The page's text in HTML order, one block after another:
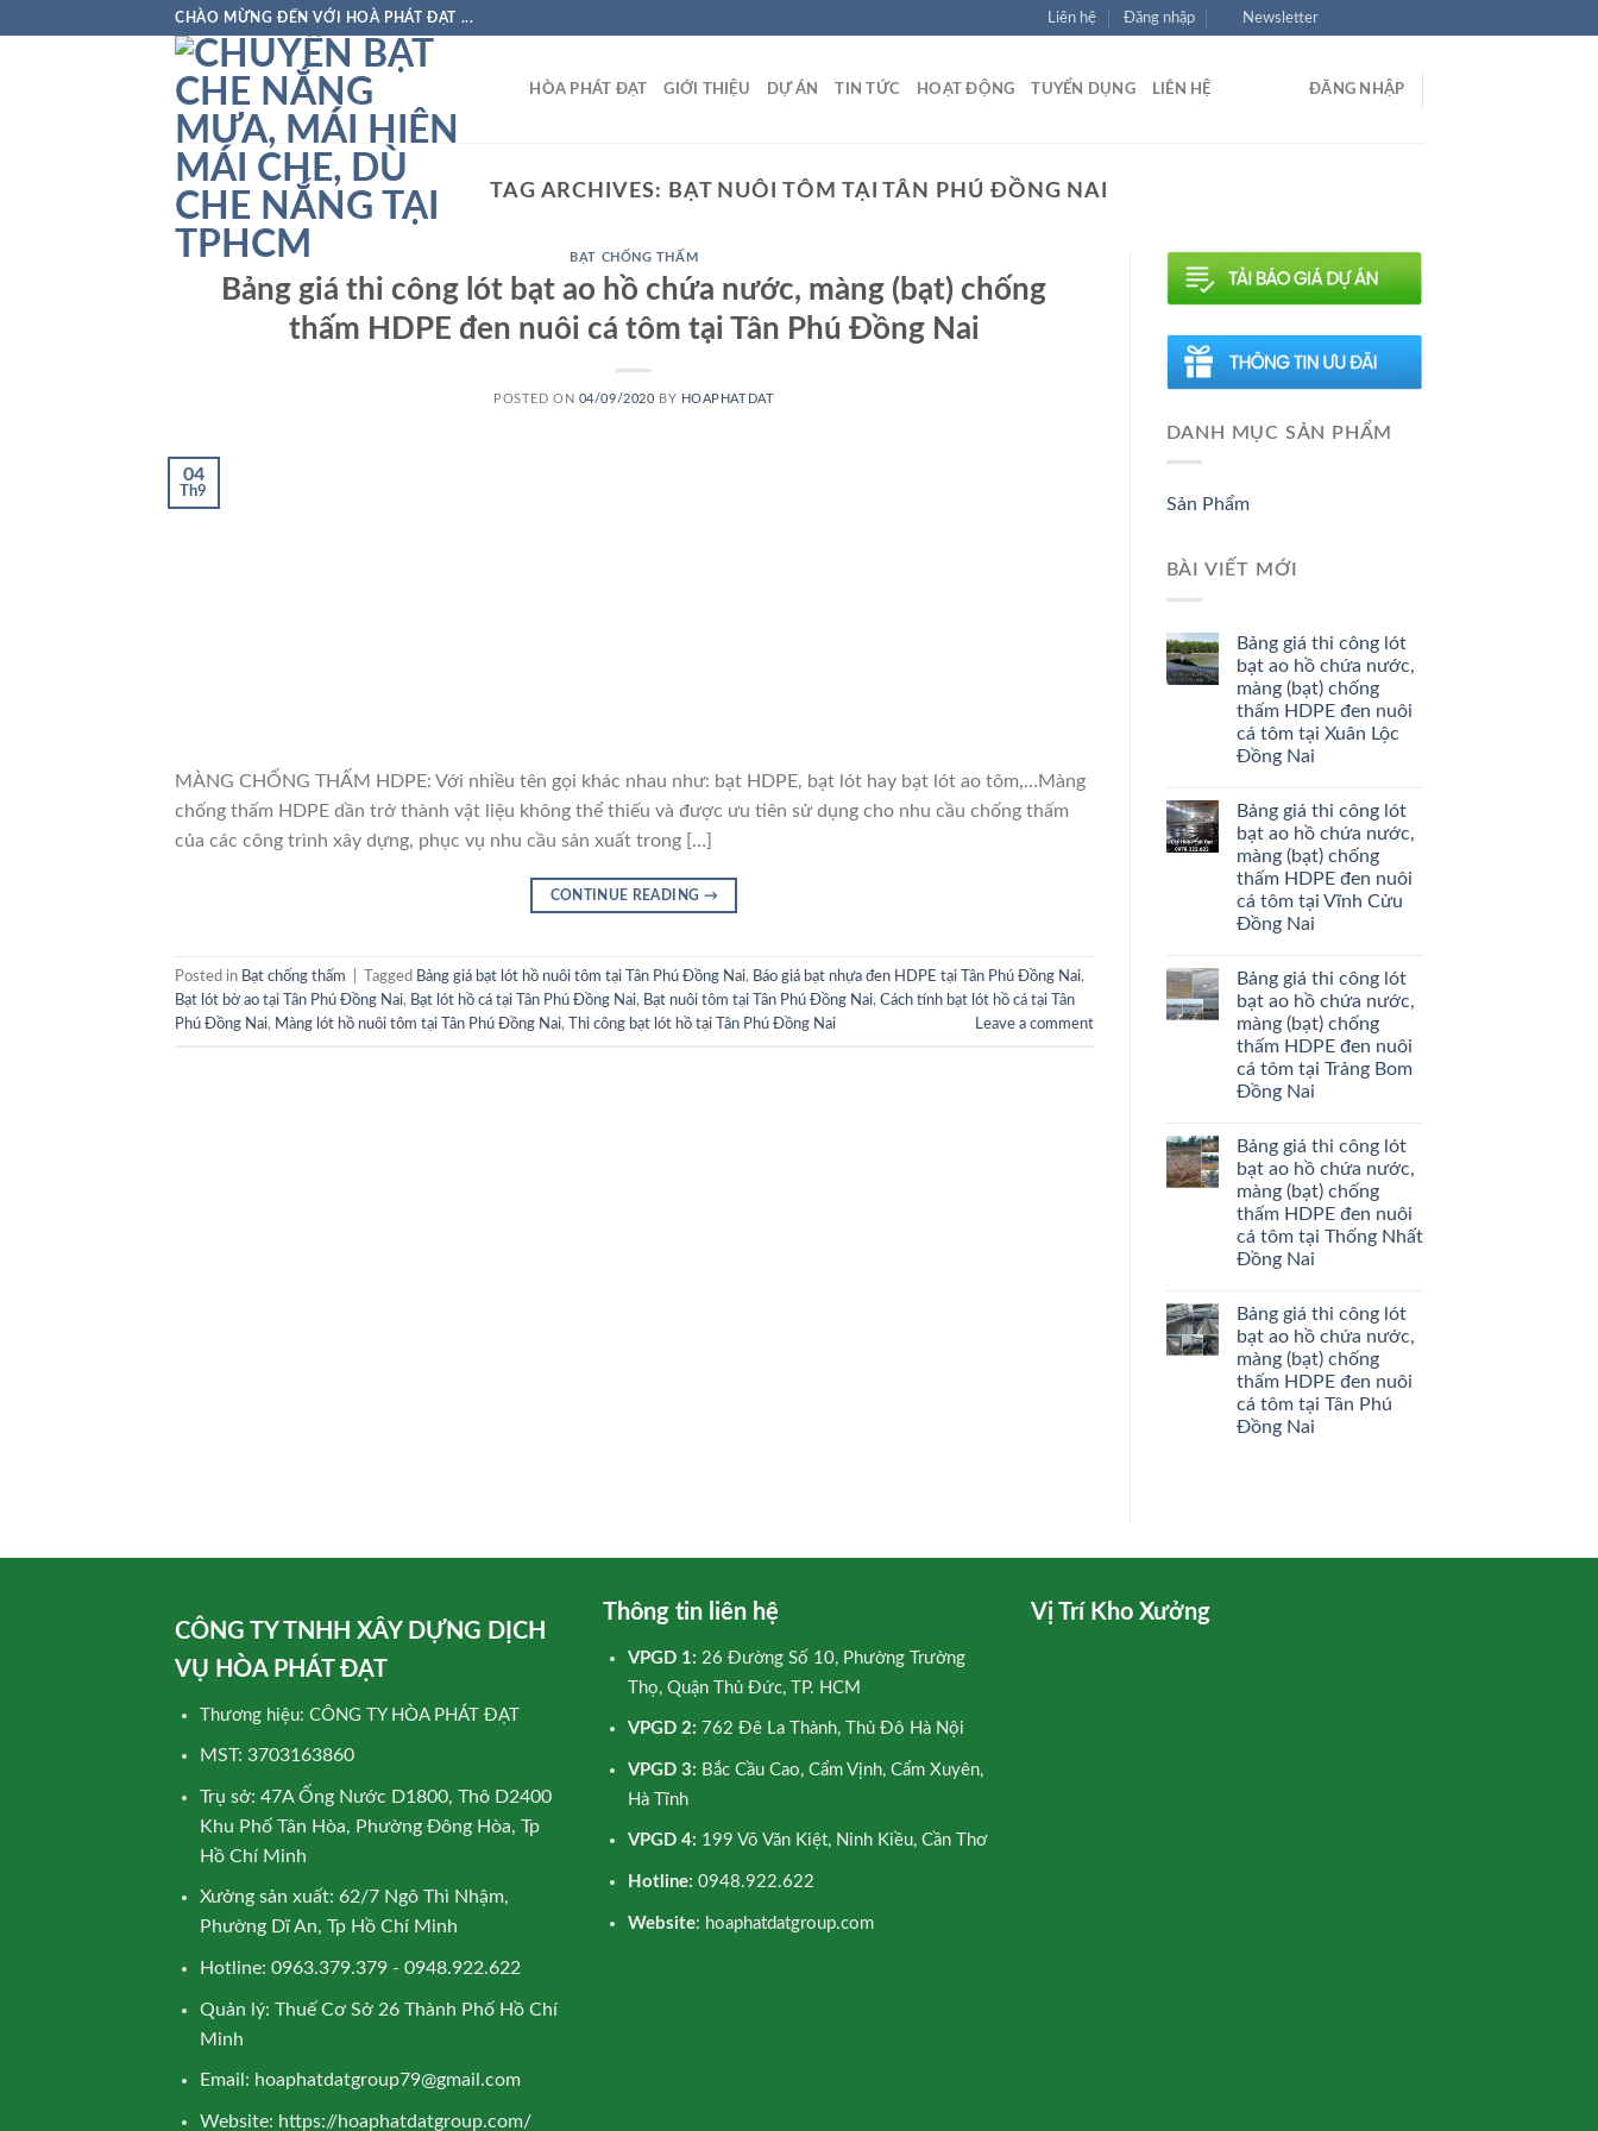
CHÀO MỪNG ĐẾN VỚI HOÀ PHÁT ĐẠT ... Liên hệ Đăng nhập Newsletter
HÒA PHÁT ĐẠT GIỚI THIỆU DỰ ÁN TIN TỨC HOẠT ĐỘNG TUYỂN DỤNG LIÊN HỆ ĐĂNG NHẬP
TAG ARCHIVES: BẠT NUÔI TÔM TẠI TÂN PHÚ ĐỒNG NAI
BẠT CHỐNG THẤM
Bảng giá thi công lót bạt ao hồ chứa nước, màng (bạt) chống
thấm HDPE đen nuôi cá tôm tại Tân Phú Đồng Nai
POSTED ON 04/09/2020 BY HOAPHATDAT
04
Th9
MÀNG CHỐNG THẤM HDPE: Với nhiều tên gọi khác nhau như: bạt HDPE, bạt lót hay bạt lót ao tôm,…Màng
chống thấm HDPE dần trở thành vật liệu không thể thiếu và được ưu tiên sử dụng cho nhu cầu chống thấm
của các công trình xây dựng, phục vụ nhu cầu sản xuất trong […]
CONTINUE READING →
Posted in Bạt chống thấm Tagged Bảng giá bạt lót hồ nuôi tôm tại Tân Phú Đồng Nai, Báo giá bạt nhựa đen HDPE tại Tân Phú Đồng Nai,
Bạt lót bờ ao tại Tân Phú Đồng Nai, Bạt lót hồ cá tại Tân Phú Đồng Nai, Bạt nuôi tôm tại Tân Phú Đồng Nai, Cách tính bạt lót hồ cá tại Tân
Phú Đồng Nai, Màng lót hồ nuôi tôm tại Tân Phú Đồng Nai, Thi công bạt lót hồ tại Tân Phú Đồng Nai Leave a comment
DANH MỤC SẢN PHẨM
Sản Phẩm
BÀI VIẾT MỚI
Bảng giá thi công lót
bạt ao hồ chứa nước,
màng (bạt) chống
thấm HDPE đen nuôi
cá tôm tại Xuân Lộc
Đồng Nai
Bảng giá thi công lót
bạt ao hồ chứa nước,
màng (bạt) chống
thấm HDPE đen nuôi
cá tôm tại Vĩnh Cửu
Đồng Nai
Bảng giá thi công lót
bạt ao hồ chứa nước,
màng (bạt) chống
thấm HDPE đen nuôi
cá tôm tại Trảng Bom
Đồng Nai
Bảng giá thi công lót
bạt ao hồ chứa nước,
màng (bạt) chống
thấm HDPE đen nuôi
cá tôm tại Thống Nhất
Đồng Nai
Bảng giá thi công lót
bạt ao hồ chứa nước,
màng (bạt) chống
thấm HDPE đen nuôi
cá tôm tại Tân Phú
Đồng Nai
CÔNG TY TNHH XÂY DỰNG DỊCH
VỤ HÒA PHÁT ĐẠT
Thương hiệu: CÔNG TY HÒA PHÁT ĐẠT
MST: 3703163860
Trụ sở: 47A Ống Nước D1800, Thô D2400
Khu Phố Tân Hòa, Phường Đông Hòa, Tp
Hồ Chí Minh
Xưởng sản xuất: 62/7 Ngô Thì Nhậm,
Phường Dĩ An, Tp Hồ Chí Minh
Hotline: 0963.379.379 - 0948.922.622
Quản lý: Thuế Cơ Sở 26 Thành Phố Hồ Chí
Minh
Email: hoaphatdatgroup79@gmail.com
Website: https://hoaphatdatgroup.com/
Thông tin liên hệ
VPGD 1: 26 Đường Số 10, Phường Trường
Thọ, Quận Thủ Đức, TP. HCM
VPGD 2: 762 Đê La Thành, Thủ Đô Hà Nội
VPGD 3: Bắc Cầu Cao, Cẩm Vịnh, Cẩm Xuyên,
Hà Tĩnh
VPGD 4: 199 Võ Văn Kiệt, Ninh Kiều, Cần Thơ
Hotline: 0948.922.622
Website: hoaphatdatgroup.com
Vị Trí Kho Xưởng